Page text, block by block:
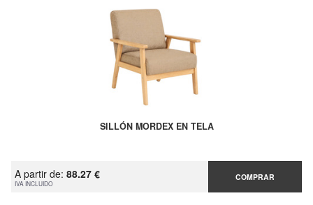
SILLÓN MORDEX EN TELA
A partir de: 88.27 €
IVA INCLUIDO
COMPRAR